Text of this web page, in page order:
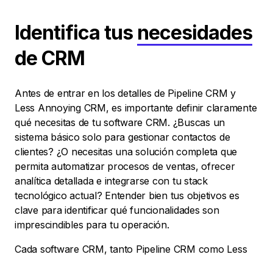
Identifica tus necesidades
de CRM
Antes de entrar en los detalles de Pipeline CRM y
Less Annoying CRM, es importante definir claramente
qué necesitas de tu software CRM. ¿Buscas un
sistema básico solo para gestionar contactos de
clientes? ¿O necesitas una solución completa que
permita automatizar procesos de ventas, ofrecer
analítica detallada e integrarse con tu stack
tecnológico actual? Entender bien tus objetivos es
clave para identificar qué funcionalidades son
imprescindibles para tu operación.
Cada software CRM, tanto Pipeline CRM como Less